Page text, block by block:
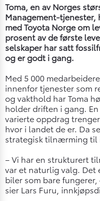
Toma, en av Norges
Management-tjenester,
med Toyota Norge om
prosent av de første
selskaper har satt
og er godt i gang.
Med 5 000
innenfor tjenester som
og vakthold har Toma
holder driften i gang.
varierte oppdrag
hvor i landet de er. Da
strategisk tilnærming til
– Vi har en strukturert
var et naturlig valg. Det
biler som bare fungerer,
sier Lars Furu,